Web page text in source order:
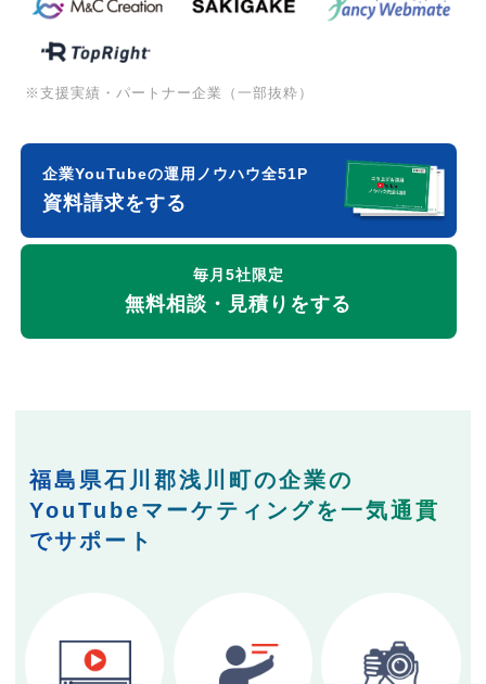
※支援実績・パートナー企業（一部抜粋）
企業YouTubeの運用ノウハウ全51P
資料請求をする
毎月5社限定
無料相談・見積りをする
福島県石川郡浅川町の企業の
YouTubeマーケティングを一気通貫
でサポート